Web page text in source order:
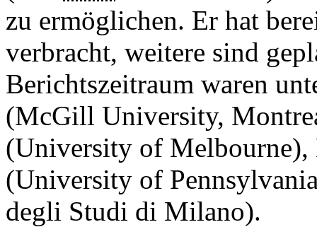
zu ermöglichen. Er hat
verbracht, weitere sind
Berichtszeitraum waren
(McGill University,
(University of Melbourne),
(University of
degli Studi di Milano).